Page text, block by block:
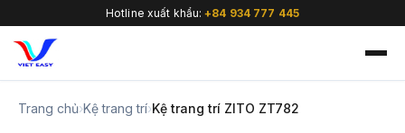
Hotline xuất khẩu:+84 934 777 445
Trang chủ›Kệ trang trí›Kệ trang trí ZITO ZT782